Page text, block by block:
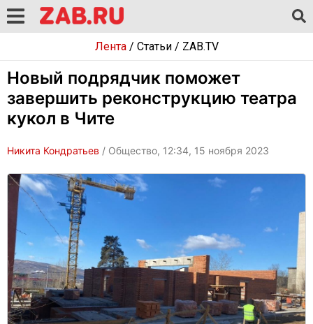
Лента/ Статьи/ ZAB.TV
Новый подрядчик поможет
завершить реконструкцию театра
кукол в Чите
Никита Кондратьев / Общество, 12:34, 15 ноября 2023